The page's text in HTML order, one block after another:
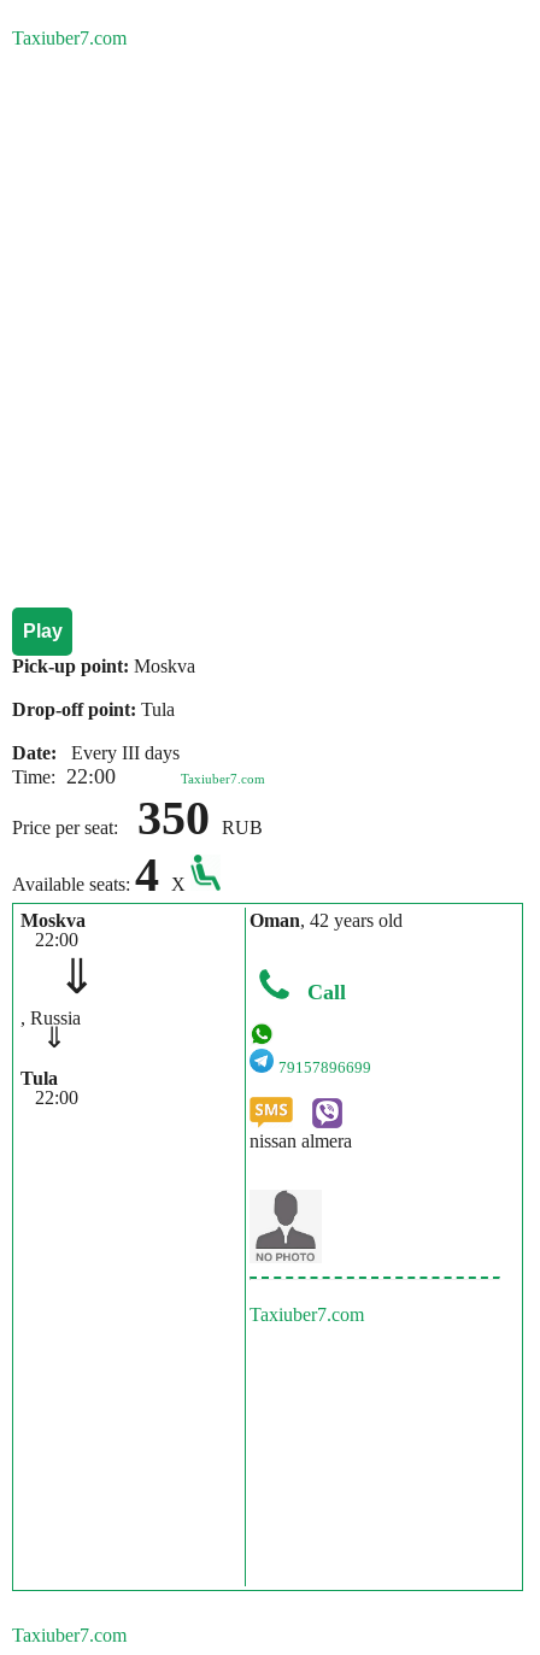
Taxiuber7.com
Play
Pick-up point: Moskva
Drop-off point: Tula
Date:
Every III days
Time: 22:00 Taxiuber7.com
Price per seat: 350 RUB
Available seats: 4
X
Moskva
22:00
⇓
, Russia
⇓
Tula
22:00
Oman, 42 years old
Call
79157896699
nissan almera
Taxiuber7.com
Taxiuber7.com